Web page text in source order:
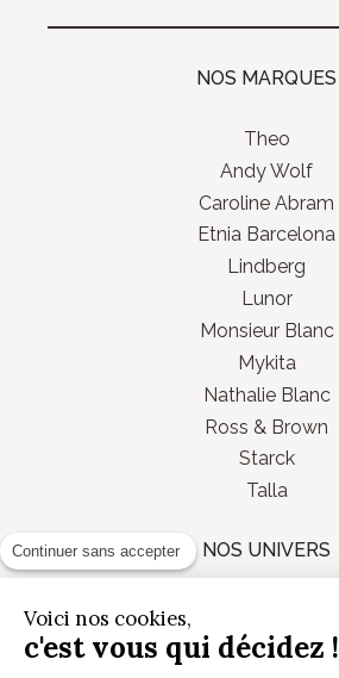
NOS MARQUES
Theo
Andy Wolf
Caroline Abram
Etnia Barcelona
Lindberg
Lunor
Monsieur Blanc
Mykita
Nathalie Blanc
Ross & Brown
Starck
Talla
NOS UNIVERS
Verres correcteurs
Continuer sans accepter
Voici nos cookies,
c'est vous qui décidez !